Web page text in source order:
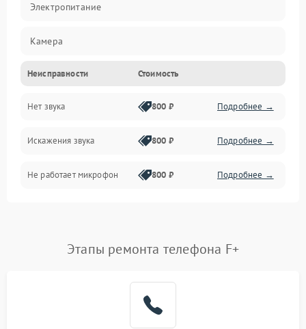
Электропитание
Камера
Управление
ПО
Связь
Корпус/Герметичность
Неисправности Стоимость
Нет звука 800 ₽ Подробнее →
Искажения звука 800 ₽ Подробнее →
Не работает микрофон 800 ₽ Подробнее →
Этапы ремонта телефона F+